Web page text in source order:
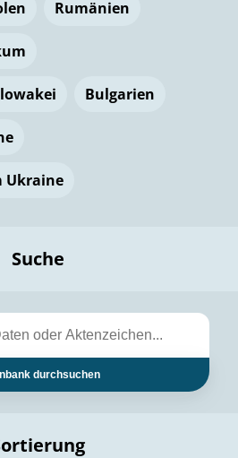
Rumänien
Bulgarien
Ukraine
Suche
durchsuchen